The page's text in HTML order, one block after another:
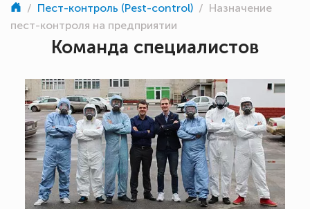
/ Пест-контроль (Pest-control) / Назначение
пест-контроля на предприятии
Команда специалистов